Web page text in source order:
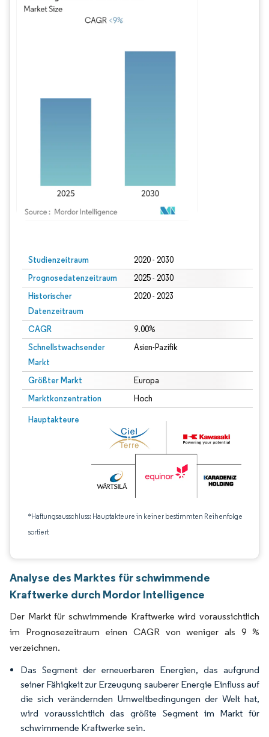
Studienzeitraum 2020 - 2030
Prognosedatenzeitraum 2025 - 2030
Historischer
Datenzeitraum
2020 - 2023
CAGR 9.00%
Schnellstwachsender
Markt
Asien-Pazifik
Größter Markt Europa
Marktkonzentration Hoch
Hauptakteure
*Haftungsausschluss: Hauptakteure in keiner bestimmten Reihenfolge
sortiert
Analyse des Marktes für schwimmende
Kraftwerke durch Mordor Intelligence
Der Markt für schwimmende Kraftwerke wird voraussichtlich
im Prognosezeitraum einen CAGR von weniger als 9 %
verzeichnen.
Das Segment der erneuerbaren Energien, das aufgrund
seiner Fähigkeit zur Erzeugung sauberer Energie Einfluss auf
die sich verändernden Umweltbedingungen der Welt hat,
wird voraussichtlich das größte Segment im Markt für
schwimmende Kraftwerke sein.